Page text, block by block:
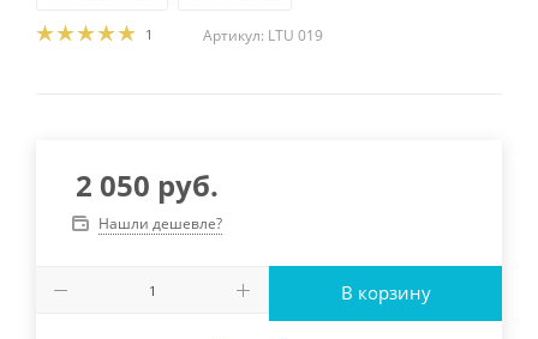
1 Артикул: LTU 019
2 050 руб.
Нашли дешевле?
В корзину